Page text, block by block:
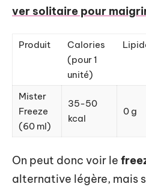
ver solitaire pour
Produit
Calories
(pour 1
unité)
Mister
Freeze
(60 ml)
35-50
kcal
0 g
On peut donc voir le
alternative légère, mais